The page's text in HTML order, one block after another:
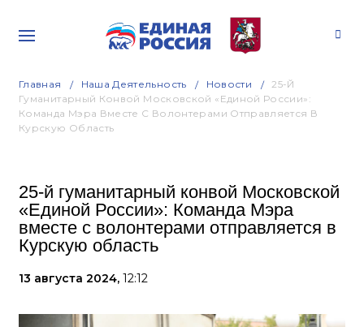
Главная Наша Деятельность Новости
25-Й
Гуманитарный Конвой Московской «Единой России»:
Команда Мэра Вместе С Волонтерами Отправляется В
Курскую Область
25-й гуманитарный конвой Московской
«Единой России»: Команда Мэра
вместе с волонтерами отправляется в
Курскую область
13 августа 2024, 12:12